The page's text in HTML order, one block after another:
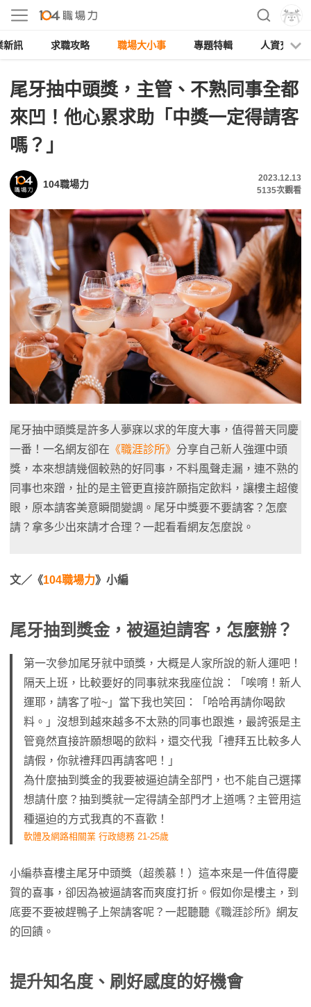
新訊 求職攻略 職場大小事 專題特輯 人資充電
尾牙抽中頭獎，主管、不熟同事全都
來凹！他心累求助「中獎一定得請客
嗎？」
104職場力
2023.12.13
5135次觀看
尾牙抽中頭獎是許多人夢寐以求的年度大事，值得普天同慶
一番！一名網友卻在 《職涯診所》 分享自己新人強運中頭
獎，本來想請幾個較熟的好同事，不料風聲走漏，連不熟的
同事也來蹭，扯的是主管更直接許願指定飲料，讓樓主超傻
眼，原本請客美意瞬間變調。尾牙中獎要不要請客？怎麼
請？拿多少出來請才合理？一起看看網友怎麼說。
文／《104職場力》小編
尾牙抽到獎金，被逼迫請客，怎麼辦？
第一次參加尾牙就中頭獎，大概是人家所說的新人運吧！
隔天上班，比較要好的同事就來我座位說：「唉唷！新人
運耶，請客了啦~」當下我也笑回：「哈哈再請你喝飲
料。」沒想到越來越多不太熟的同事也跟進，最誇張是主
管竟然直接許願想喝的飲料，還交代我「禮拜五比較多人
請假，你就禮拜四再請客吧！」
為什麼抽到獎金的我要被逼迫請全部門，也不能自己選擇
想請什麼？抽到獎就一定得請全部門才上道嗎？主管用這
種逼迫的方式我真的不喜歡！
軟體及網路相關業 行政總務 21-25歲
小編恭喜樓主尾牙中頭獎（超羨慕！）這本來是一件值得慶
賀的喜事，卻因為被逼請客而爽度打折。假如你是樓主，到
底要不要被趕鴨子上架請客呢？一起聽聽《職涯診所》網友
的回饋。
提升知名度、刷好感度的好機會